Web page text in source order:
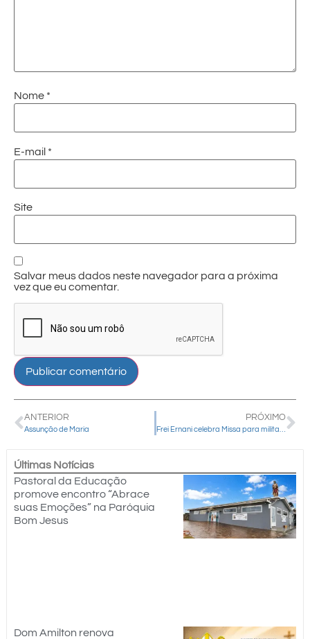
Nome *
E-mail *
Site
Salvar meus dados neste navegador para a próxima
vez que eu comentar.
ANTERIOR
Assunção de Maria
PRÓXIMO
Últimas Notícias
Pastoral da Educação
promove encontro “Abrace
suas Emoções” na Paróquia
Bom Jesus
Dom Amilton renova